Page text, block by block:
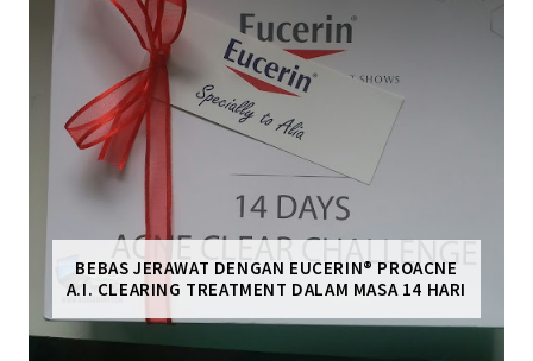
BEBAS JERAWAT DENGAN EUCERIN® PROACNE
A.I. CLEARING TREATMENT DALAM MASA 14 HARI